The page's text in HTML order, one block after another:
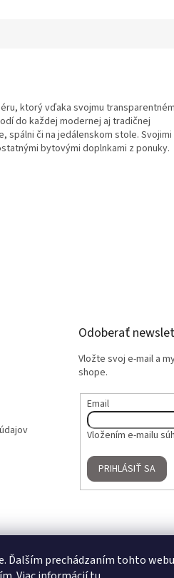
Ďalším prechádzaním tohto webu
ktorý vďaka svojmu
do každej modernej aj tradičnej
či na jedálenskom stole. Svojimi
bytovými doplnkami z ponuky.
Odoberať
Vložte svoj e-mail a
shope.
Email
Vložením e-mailu
PRIHLÁSIŤ SA